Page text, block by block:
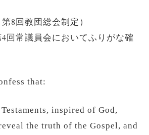
第8回教団総会制定）
4回常議員会においてふりがな確
that:
inspired of God,
the truth of the Gospel, and